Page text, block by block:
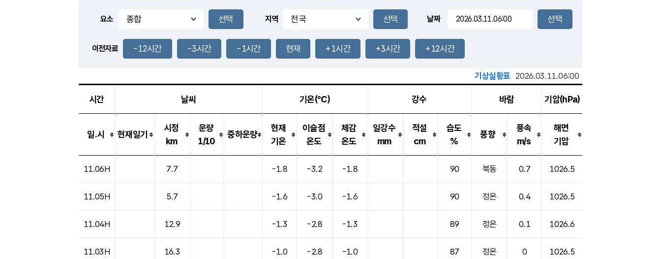
풍도
1.1m/s -mm
-mm
장호원
33.2
℃
-
35.2℃
1.5m/s
-mm
-mm
요소 지역 날짜
이전자료 -12시간 -3시간 -1시간 현재 +1시간 +3시간 +12시간
기상실황표 2026.03.11.06:00
시간 날씨 기온(℃) 강수 바람 기압(hPa)
일.시 현재일기
시정
km
운량
1/10
중하운량
현재
기온
이슬점
온도
체감
온도
일강수
mm
적설
cm
습도
%
풍향
풍속
m/s
해면
기압
11.06H 7.7 -1.8 -3.2 -1.8 90 북동 0.7 1026.5
11.05H 5.7 -1.6 -3.0 -1.6 90 정온 0.4 1026.5
11.04H 12.9 -1.3 -2.8 -1.3 89 정온 0.1 1026.6
11.03H 16.3 -1.0 -2.8 -1.0 87 정온 0 1026.5